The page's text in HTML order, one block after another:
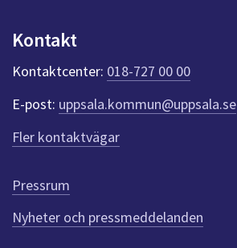
k
t
e
f
r
d
n
n
a
Kontakt
Kontaktcenter: 018-727 00 00
E-post: uppsala.kommun@uppsala.se
Fler kontaktvägar
Pressrum
Nyheter och pressmeddelanden